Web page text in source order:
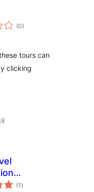
(0celkové
hodnotenie
)
tours can
clicking
(1 celkové
hodnotenie
)